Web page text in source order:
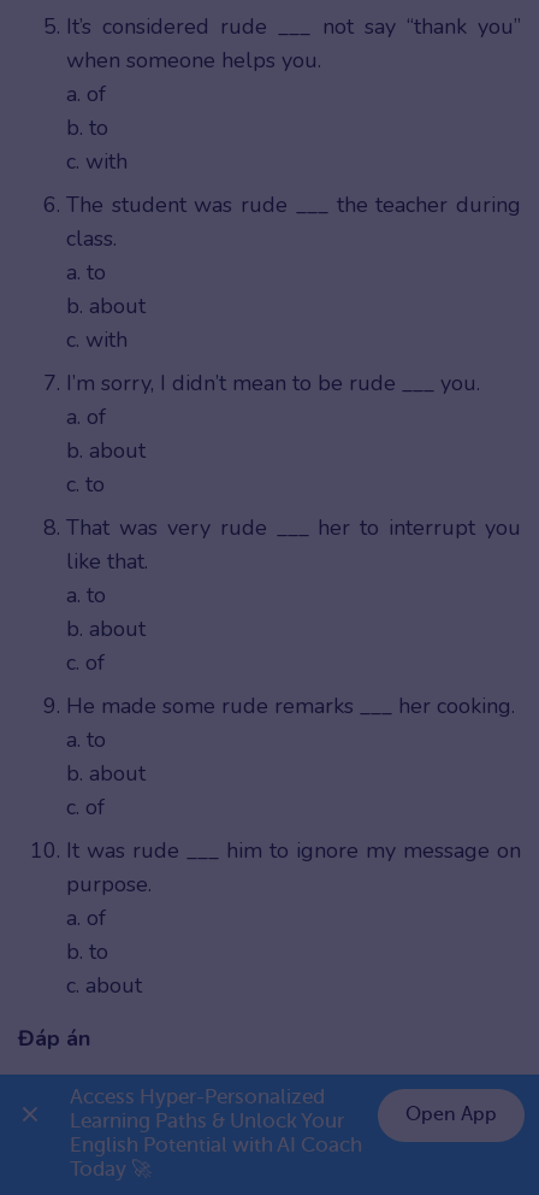
It’s considered rude ___ not say “thank you”
when someone helps you.
a. of
b. to
c. with
The student was rude ___ the teacher during
class.
a. to
b. about
c. with
I’m sorry, I didn’t mean to be rude ___ you.
a. of
b. about
c. to
That was very rude ___ her to interrupt you
like that.
a. to
b. about
c. of
He made some rude remarks ___ her cooking.
a. to
b. about
c. of
It was rude ___ him to ignore my message on
purpose.
a. of
b. to
c. about
Đáp án
1 2 3 4 5 6 7 8
10
c b a b a c c b
👉 Premium 1 năm chỉ 799K
Access Hyper-Personalized
Learning Paths & Unlock Your
English Potential with AI Coach
Today 🚀
Open App